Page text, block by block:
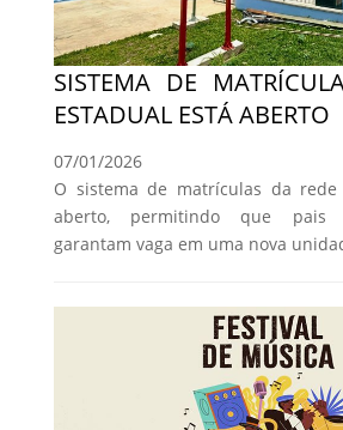
SISTEMA DE
ESTADUAL ESTÁ ABERTO
07/01/2026
O sistema de matrículas da
aberto, permitindo que pais
garantam vaga em uma nova